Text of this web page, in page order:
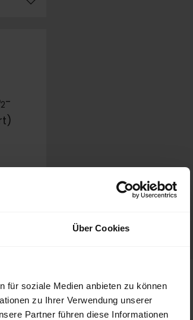
Über Cookies
für soziale Medien anbieten zu können
zu Ihrer Verwendung unserer
Partner führen diese Informationen
2-
37.444,00 EUR